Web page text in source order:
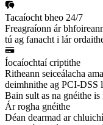
Tacaíocht bheo 24/7
Freagraíonn ár
tú ag fanacht i lár
Íocaíochtaí criptithe
Ritheann seiceálacha
deimhnithe ag PCI-DSS
Bain sult as na gnéithe is
Ár rogha gnéithe
Déan dearmad ar